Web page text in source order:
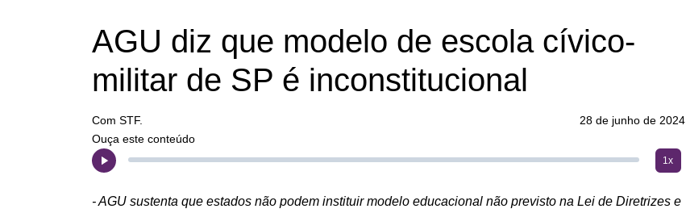
AGU diz que modelo de escola cívico-
militar de SP é inconstitucional
Com STF.
28 de junho de 2024
Ouça este conteúdo
1x
- AGU sustenta que estados não podem instituir modelo educacional não previsto na Lei de Diretrizes e